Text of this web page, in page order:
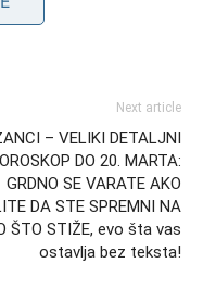
Planetarni
osoba za koje
U pojedinim
otkrića koja menjaju
Next article
– VELIKI DETALJNI
DO 20. MARTA:
GRDNO SE VARATE AKO
DA STE SPREMNI NA
ŠTO STIŽE, evo šta vas
ostavlja bez teksta!